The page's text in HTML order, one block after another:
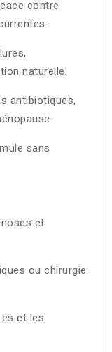
contre
naturelle.
antibiotiques,
sans
et
ou chirurgie
et les